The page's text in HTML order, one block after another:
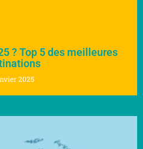
? Top 5 des meilleures
2025